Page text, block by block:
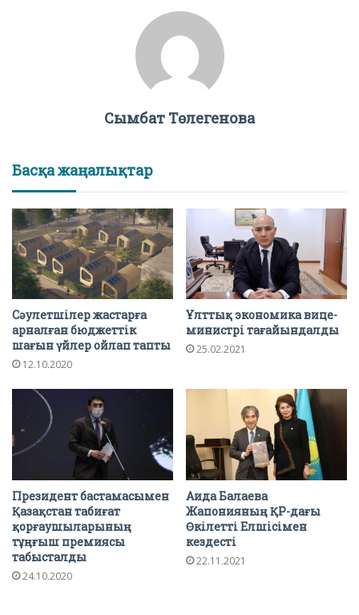
Сымбат Төлегенова
Басқа жаңалықтар
Сәулетшілер жастарға
арналған бюджеттік
шағын үйлер ойлап тапты
12.10.2020
Ұлттық экономика вице-
министрі тағайындалды
25.02.2021
Президент бастамасымен
Қазақстан табиғат
қорғаушыларының
тұңғыш премиясы
табысталды
24.10.2020
Аида Балаева
Жапонияның ҚР-дағы
Өкілетті Елшісімен
кездесті
22.11.2021